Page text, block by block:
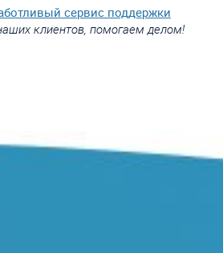
сервис поддержки
клиентов, помогаем делом!